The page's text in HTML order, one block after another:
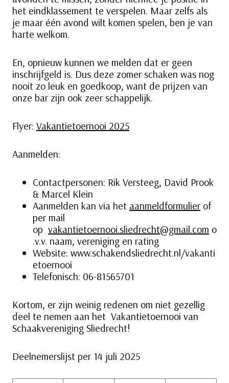
het eindklassement te verspelen. Maar zelfs als
je maar één avond wilt komen spelen, ben je van
harte welkom.
En, opnieuw kunnen we melden dat er geen
inschrijfgeld is. Dus deze zomer schaken was nog
nooit zo leuk en goedkoop, want de prijzen van
onze bar zijn ook zeer schappelijk.
Flyer: Vakantietoernooi 2025
Aanmelden:
Contactpersonen: Rik Versteeg, David Prook
& Marcel Klein
Aanmelden kan via het aanmeldformulier of
per mail
op vakantietoernooi.sliedrecht@gmail.com o
.v.v. naam, vereniging en rating
Website: www.schakendsliedrecht.nl/vakanti
etoernooi
Telefonisch: 06-81565701
Kortom, er zijn weinig redenen om niet gezellig
deel te nemen aan het Vakantietoernooi van
Schaakvereniging Sliedrecht!
Deelnemerslijst per 14 juli 2025